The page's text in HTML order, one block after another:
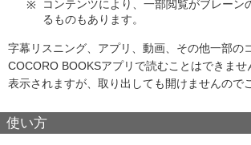
※
コンテンツにより、一部閲覧がブレーン
るものもあります。
字幕リスニング、アプリ、動画、その他一部の
COCORO BOOKSアプリで読むことはできま
表示されますが、取り出しても開けませんので
使い方